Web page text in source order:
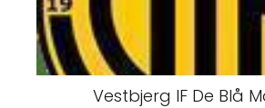
Vestbjerg IF De Blå